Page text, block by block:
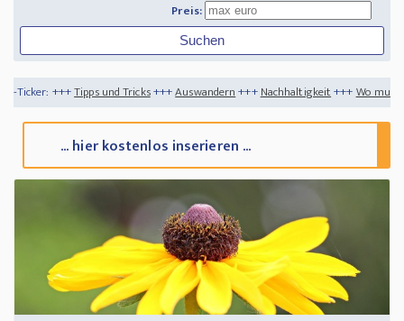
Preis:
Tricks+++Auswandern+++Nachhaltigkeit+++Wo muss man sich abmelden
... hier kostenlos inserieren ...